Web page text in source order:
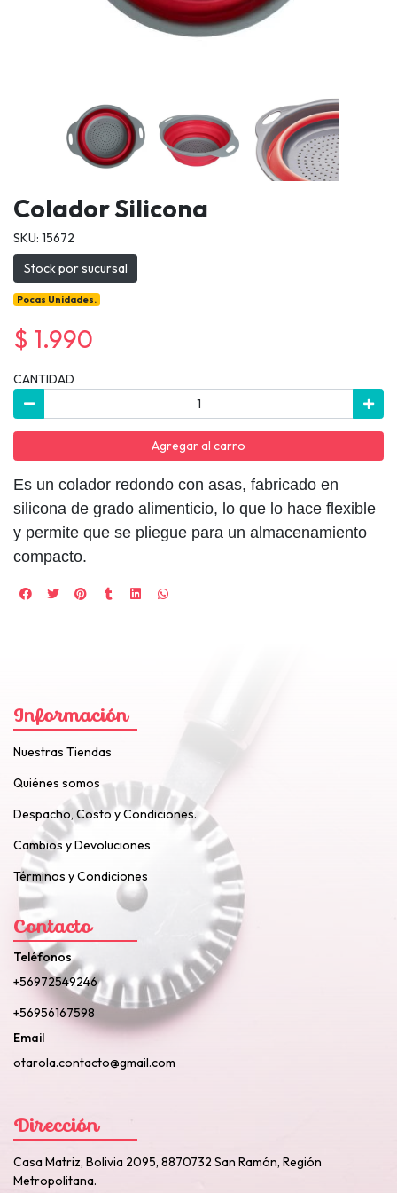
Colador Silicona
SKU: 15672
Stock por sucursal
Pocas Unidades.
$ 1.990
CANTIDAD
Agregar al carro
Es un colador redondo con asas, fabricado en
silicona de grado alimenticio, lo que lo hace flexible
y permite que se pliegue para un almacenamiento
compacto.
Información
Nuestras Tiendas
Quiénes somos
Despacho, Costo y Condiciones.
Cambios y Devoluciones
Términos y Condiciones
Contacto
Teléfonos
+56972549246
+56956167598
Email
otarola.contacto@gmail.com
Dirección
Casa Matriz, Bolivia 2095, 8870732 San Ramón, Región
Metropolitana.